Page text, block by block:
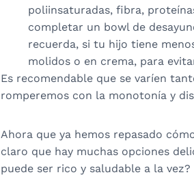
poliinsaturadas, fibra,
completar un bowl de
recuerda, si tu hijo tiene
molidos o en crema, para
Es recomendable que se varíen
romperemos con la monotonía y
Ahora que ya hemos repasado
claro que hay muchas opciones
puede ser rico y saludable a la vez?